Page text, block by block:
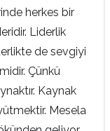
herkes bir
Liderlik
de sevgiyi
Çünkü
Kaynak
Mesela